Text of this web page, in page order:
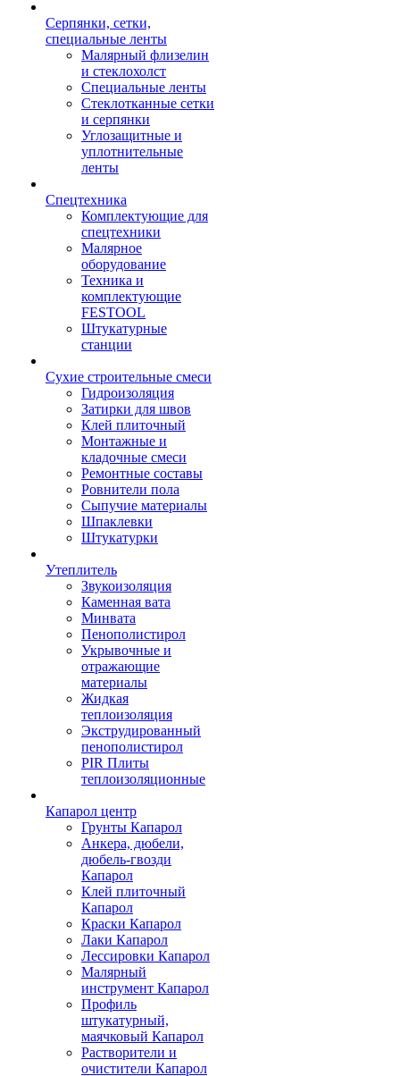
Серпянки, сетки,
специальные ленты
Малярный флизелин
и стеклохолст
Специальные ленты
Стеклотканные сетки
и серпянки
Углозащитные и
уплотнительные
ленты
Спецтехника
Комплектующие для
спецтехники
Малярное
оборудование
Техника и
комплектующие
FESTOOL
Штукатурные
станции
Сухие строительные смеси
Гидроизоляция
Затирки для швов
Клей плиточный
Монтажные и
кладочные смеси
Ремонтные составы
Ровнители пола
Сыпучие материалы
Шпаклевки
Штукатурки
Утеплитель
Звукоизоляция
Каменная вата
Минвата
Пенополистирол
Укрывочные и
отражающие
материалы
Жидкая
теплоизоляция
Экструдированный
пенополистирол
PIR Плиты
теплоизоляционные
Капарол центр
Грунты Капарол
Анкера, дюбели,
дюбель-гвозди
Капарол
Клей плиточный
Капарол
Краски Капарол
Лаки Капарол
Лессировки Капарол
Малярный
инструмент Капарол
Профиль
штукатурный,
маячковый Капарол
Растворители и
очистители Капарол